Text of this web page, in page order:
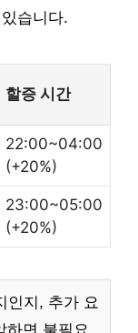
습니다.
할증 시간
22:00~04:00
(+20%)
23:00~05:00
(+20%)
인지, 추가 요